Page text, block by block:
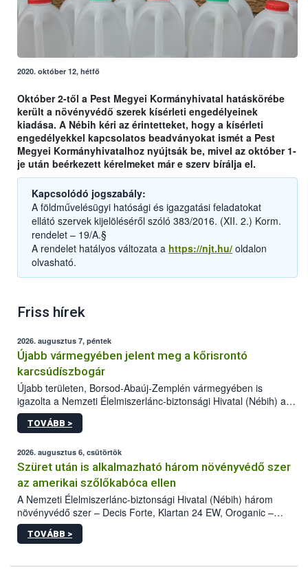
2020. október 12, hétfő
Október 2-től a Pest Megyei Kormányhivatal hatáskörébe
került a növényvédő szerek kísérleti engedélyeinek
kiadása. A Nébih kéri az érintetteket, hogy a kísérleti
engedélyekkel kapcsolatos beadványokat ismét a Pest
Megyei Kormányhivatalhoz nyújtsák be, mivel az október 1-
je után beérkezett kérelmeket már e szerv bírálja el.
Kapcsolódó jogszabály:
A földművelésügyi hatósági és igazgatási feladatokat
ellátó szervek kijelöléséről szóló 383/2016. (XII. 2.) Korm.
rendelet – 19/A.§
A rendelet hatályos változata a https://njt.hu/ oldalon
olvasható.
Friss hírek
2026. augusztus 7, péntek
Újabb vármegyében jelent meg a kőrisrontó
karcsúdíszbogár
Újabb területen, Borsod-Abaúj-Zemplén vármegyében is
igazolta a Nemzeti Élelmiszerlánc-biztonsági Hivatal (Nébih) a
kőrisrontó karcsúdíszbogár (Agrilus planipennis) jelenlétét. A
kártevőt nem csak színcsapdában találták meg, de már fertőzött
az intenzív felderítést, emellett az intézkedéseket a szlovák
hatósággal is összehangolják a terjedés megállítása érdekében.
TOVÁBB >
2026. augusztus 6, csütörtök
Szüret után is alkalmazható három növényvédő szer
az amerikai szőlőkabóca ellen
A Nemzeti Élelmiszerlánc-biztonsági Hivatal (Nébih) három
növényvédő szer – Decis Forte, Klartan 24 EW, Oroganic –
engedélyokiratát módosította, így azok a szüretet követően,
egészen a vesszőérettség (BBCH 91) stádiumáig
érésű szőlőkben is legyen lehetőség a károsító elleni további
TOVÁBB >